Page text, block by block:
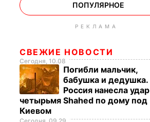
ПОПУЛЯРНОЕ
РЕКЛАМА
СВЕЖИЕ НОВОСТИ
Сегодня, 10.08
Погибли мальчик,
бабушка и дедушка.
Россия нанесла удар
четырьмя Shahed по дому под
Киевом